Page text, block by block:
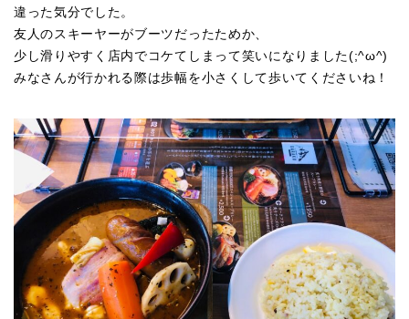
違った気分でした。
友人のスキーヤーがブーツだったためか、
少し滑りやすく店内でコケてしまって笑いになりました(;^ω^)
みなさんが行かれる際は歩幅を小さくして歩いてくださいね！